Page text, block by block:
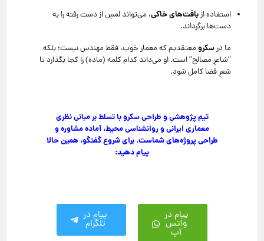
استفاده ازبافت‌های خاکی، می‌تواند لمسِ از دست رفته را به
دست‌ها برگرداند.
ما درسکرو معتقدیم که معمار خوب، فقط مهندس نیست؛ بلکه
“شاعرِ مصالح” است. او می‌داند کدام کلمه (ماده) را کجا بگذارد تا
شعرِ فضا کامل شود.
تیم پژوهشی و طراحی سکرو با تسلط بر مبانی نظری
معماری ایرانی و روانشناسی محیط، آماده مشاوره و
طراحی پروژه‌های شماست. برای شروع گفتگو، همین حالا
پیام دهید:
پیام در
واتس
آپ
پیام در
تلگرام